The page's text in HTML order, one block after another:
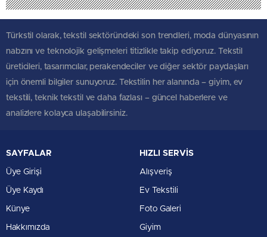
Türkstil olarak, tekstil sektöründeki son trendleri, moda dünyasının
nabzını ve teknolojik gelişmeleri titizlikle takip ediyoruz. Tekstil
üreticileri, tasarımcılar, perakendeciler ve diğer sektör paydaşları
için önemli bilgiler sunuyoruz. Tekstilin her alanında – giyim, ev
tekstili, teknik tekstil ve daha fazlası – güncel haberlere ve
analizlere kolayca ulaşabilirsiniz.
SAYFALAR
Üye Girişi
Üye Kaydı
Künye
Hakkımızda
HIZLI SERVİS
Alışveriş
Ev Tekstili
Foto Galeri
Giyim